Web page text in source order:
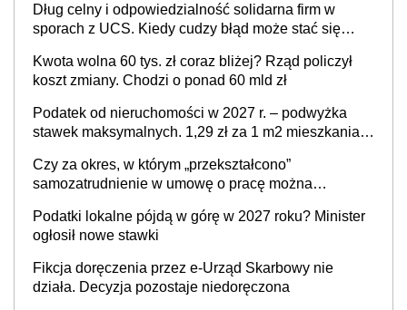
Dług celny i odpowiedzialność solidarna firm w
sporach z UCS. Kiedy cudzy błąd może stać się
Kwota wolna 60 tys. zł coraz bliżej? Rząd policzył
koszt zmiany. Chodzi o ponad 60 mld zł
Podatek od nieruchomości w 2027 r. – podwyżka
stawek maksymalnych. 1,29 zł za 1 m2 mieszkania,
prowadzeniem działalności gospodarczej
Czy za okres, w którym „przekształcono”
samozatrudnienie w umowę o pracę można
cywilnoprawnej jedynym racjonalnym wyjściem
Podatki lokalne pójdą w górę w 2027 roku? Minister
ogłosił nowe stawki
Fikcja doręczenia przez e-Urząd Skarbowy nie
działa. Decyzja pozostaje niedoręczona